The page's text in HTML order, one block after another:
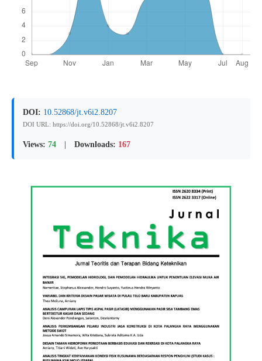
DOI: 10.52868/jt.v6i2.8207
DOI URL: https://doi.org/10.52868/jt.v6i2.8207
Views: 74 Downloads: 167